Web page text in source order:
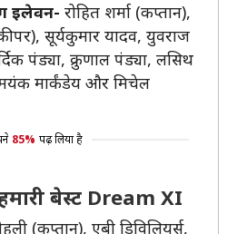
इलेवन- रोहित शर्मा (कप्तान),
सूर्यकुमार यादव, युवराज
पंड्या, क्रुणाल पंड्या, लसिथ
मार्कंडेय और मिचेल
85% पढ़ लिया है
बेस्ट Dream XI
(कप्तान), एबी डिविलियर्स,